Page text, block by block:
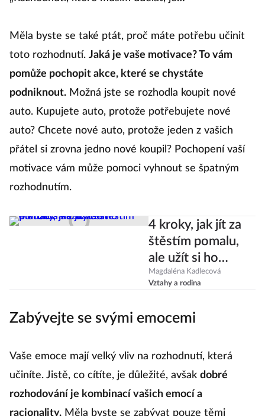
Měla byste se také ptát, proč máte potřebu učinit
toto rozhodnutí. Jaká je vaše motivace? To vám
pomůže pochopit akce, které se chystáte
podniknout. Možná jste se rozhodla koupit nové
auto. Kupujete auto, protože potřebujete nové
auto? Chcete nové auto, protože jeden z vašich
přátel si zrovna jedno nové koupil? Pochopení vaší
motivace vám může pomoci vyhnout se špatným
rozhodnutím.
4 kroky, jak jít za
štěstím pomalu,
ale užít si ho
dlouze a každý den
Magdaléna Kadlecová
Vztahy a rodina
Zabývejte se svými emocemi
Vaše emoce mají velký vliv na rozhodnutí, která
učiníte. Jistě, co cítíte, je důležité, avšak dobré
rozhodování je kombinací vašich emocí a
racionality. Měla byste se zabývat pouze těmi